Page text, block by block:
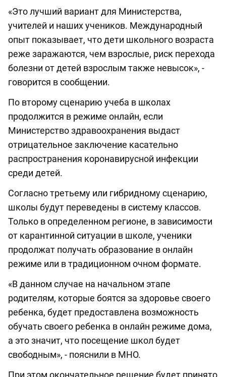
«Это лучший вариант для Министерства,
учителей и наших учеников. Международный
опыт показывает, что дети школьного возраста
реже заражаются, чем взрослые, риск перехода
болезни от детей взрослым также невысок», -
говорится в сообщении.
По второму сценарию учеба в школах
продолжится в режиме онлайн, если
Министерство здравоохранения выдаст
отрицательное заключение касательно
распространения коронавирусной инфекции
среди детей.
Согласно третьему или гибридному сценарию,
школы будут переведены в систему классов.
Только в определенном регионе, в зависимости
от карантинной ситуации в школе, ученики
продолжат получать образование в онлайн
режиме или в традиционном очном формате.
«В данном случае на начальном этапе
родителям, которые боятся за здоровье своего
ребенка, будет предоставлена возможность
обучать своего ребенка в онлайн режиме дома,
а это значит, что посещение школ будет
свободным», - пояснили в МНО.
При этом окончательное решение будет принято